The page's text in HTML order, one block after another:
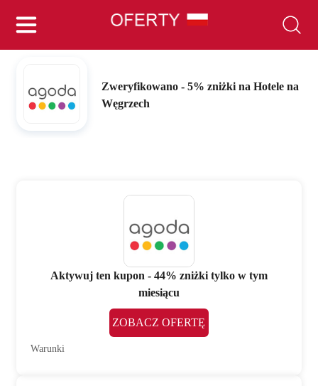
Zweryfikowano - 5% zniżki na Hotele na
Węgrzech
Aktywuj ten kupon - 44% zniżki tylko w tym
miesiącu
ZOBACZ OFERTĘ
Warunki